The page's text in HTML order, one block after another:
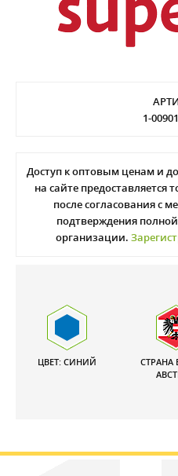
1-
Доступ к оптовым ценам и
на сайте
после согласования с
подтверждения
организации.
ЦВЕТ: СИНИЙ
СТРАНА